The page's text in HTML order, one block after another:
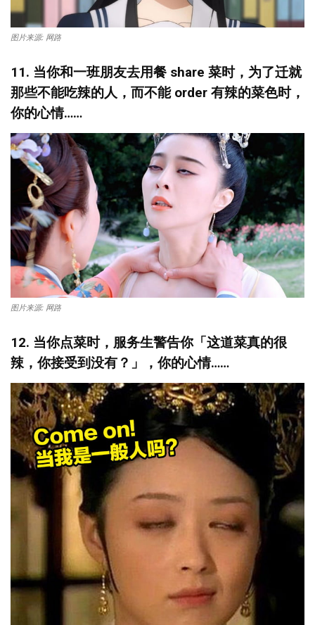
图片来源: 网路
11. 当你和一班朋友去用餐 share 菜时，为了迁就
那些不能吃辣的人，而不能order 有辣的菜色时，
你的心情……
图片来源: 网路
12. 当你点菜时，服务生警告你「这道菜真的很
辣，你接受到没有？」，你的心情……